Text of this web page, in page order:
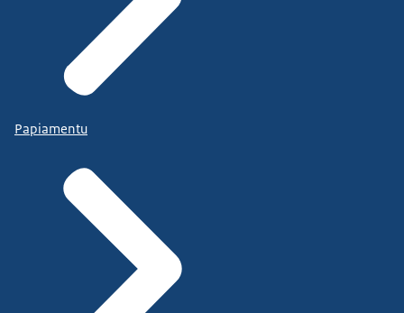
Papiamentu